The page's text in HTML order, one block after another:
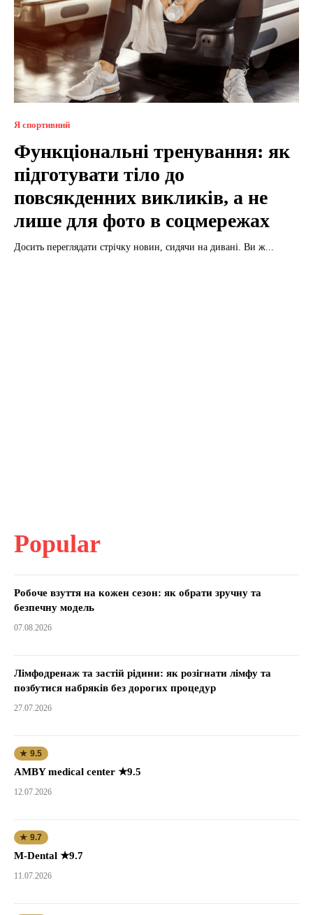
Я спортивний
Функціональні тренування: як
підготувати тіло до
повсякденних викликів, а не
лише для фото в соцмережах
Досить переглядати стрічку новин, сидячи на дивані. Ви ж...
Popular
Робоче взуття на кожен сезон: як обрати зручну та
безпечну модель
07.08.2026
Лімфодренаж та застій рідини: як розігнати лімфу та
позбутися набряків без дорогих процедур
27.07.2026
★ 9.5
AMBY medical center ★9.5
12.07.2026
★ 9.7
M-Dental ★9.7
11.07.2026